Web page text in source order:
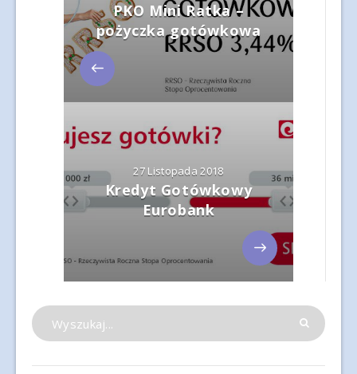
PKO Mini Ratka –
pożyczka gotówkowa
27 Listopada 2018
Kredyt Gotówkowy
Eurobank